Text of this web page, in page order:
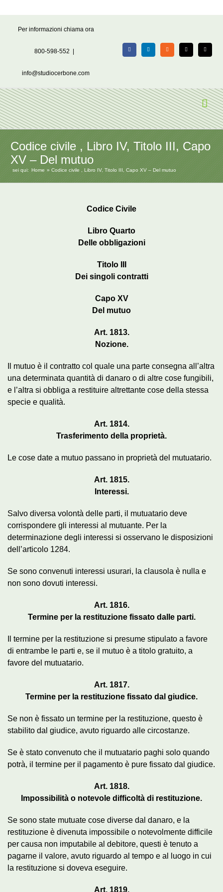
Per informazioni chiama ora
800-598-552
info@studiocerbone.com
FacebookLinkedIn Rss X Email
Codice civile , Libro IV, Titolo III, Capo
XV – Del mutuo
sei qui: Home Codice civile , Libro IV, Titolo III, Capo XV – Del mutuo
Codice Civile
Libro Quarto
Delle obbligazioni
Titolo III
Dei singoli contratti
Capo XV
Del mutuo
Art. 1813.
Nozione.
Il mutuo è il contratto col quale una parte consegna all’altra
una determinata quantità di danaro o di altre cose fungibili,
e l’altra si obbliga a restituire altrettante cose della stessa
specie e qualità.
Art. 1814.
Trasferimento della proprietà.
Le cose date a mutuo passano in proprietà del mutuatario.
Art. 1815.
Interessi.
Salvo diversa volontà delle parti, il mutuatario deve
corrispondere gli interessi al mutuante. Per la
determinazione degli interessi si osservano le disposizioni
dell’articolo 1284.
Se sono convenuti interessi usurari, la clausola è nulla e
non sono dovuti interessi.
Art. 1816.
Termine per la restituzione fissato dalle parti.
Il termine per la restituzione si presume stipulato a favore
di entrambe le parti e, se il mutuo è a titolo gratuito, a
favore del mutuatario.
Art. 1817.
Termine per la restituzione fissato dal giudice.
Se non è fissato un termine per la restituzione, questo è
stabilito dal giudice, avuto riguardo alle circostanze.
Se è stato convenuto che il mutuatario paghi solo quando
potrà, il termine per il pagamento è pure fissato dal giudice.
Art. 1818.
Impossibilità o notevole difficoltà di restituzione.
Se sono state mutuate cose diverse dal danaro, e la
restituzione è divenuta impossibile o notevolmente difficile
per causa non imputabile al debitore, questi è tenuto a
pagarne il valore, avuto riguardo al tempo e al luogo in cui
la restituzione si doveva eseguire.
Art. 1819.